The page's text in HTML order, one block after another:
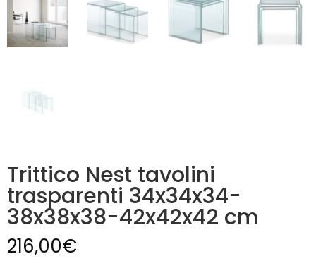
Trittico Nest tavolini
trasparenti 34x34x34-
38x38x38-42x42x42 cm
216,00€